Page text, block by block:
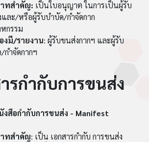
ทสำคัญ: เป็นใบอนุญาต ในการเป็นผู้รับ
ละ/หรือผู้รับบำบัด/กำจัดกาก
กรรม
งมี/รายงาน: ผู้รับขนส่งกากฯ และผู้รับ
กำจัดกากฯ
รกำกับการขนส่ง
งสือกำกับการขนส่ง - Manifest
ทสำคัญ: เป็น เอกสารกำกับ การขนส่ง